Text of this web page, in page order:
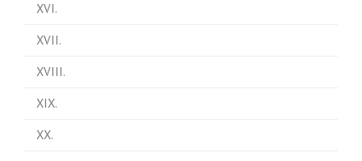
XVI.
XVII.
XVIII.
XIX.
XX.